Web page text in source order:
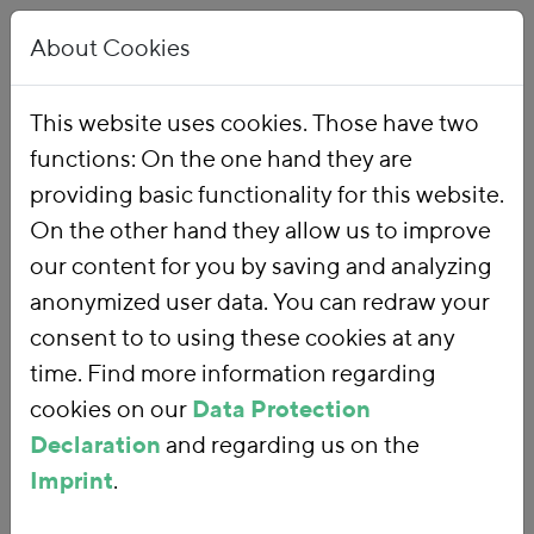
Our Work Topics Environmental Financial Reform
Environmental
Financial Reform
With an environmental financial
reform
About Cookies
This website uses cookies. Those have two
functions: On the one hand they are
providing basic functionality for this website.
On the other hand they allow us to improve
our content for you by saving and analyzing
anonymized user data. You can redraw your
consent to to using these cookies at any
time. Find more information regarding
cookies on our Data Protection
Declaration and regarding us on the
Imprint.